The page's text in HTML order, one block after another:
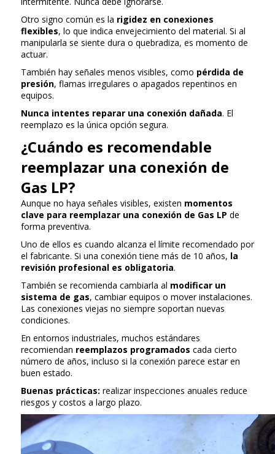
Otro signo común es la rigidez en conexiones
flexibles, lo que indica envejecimiento del material. Si al
manipularla se siente dura o quebradiza, es momento de
actuar.
También hay señales menos visibles, como pérdida de
presión, flamas irregulares o apagados repentinos en
equipos.
Nunca intentes reparar una conexión dañada. El
reemplazo es la única opción segura.
¿Cuándo es recomendable
reemplazar una conexión de
Gas LP?
Aunque no haya señales visibles, existen momentos
clave para reemplazar una conexión de Gas LP de
forma preventiva.
Uno de ellos es cuando alcanza el límite recomendado por
el fabricante. Si una conexión tiene más de 10 años, la
revisión profesional es obligatoria.
También se recomienda cambiarla al modificar un
sistema de gas, cambiar equipos o mover instalaciones.
Las conexiones viejas no siempre soportan nuevas
condiciones.
En entornos industriales, muchos estándares
recomiendan reemplazos programados cada cierto
número de años, incluso si la conexión parece estar en
buen estado.
Buenas prácticas: realizar inspecciones anuales reduce
riesgos y costos a largo plazo.